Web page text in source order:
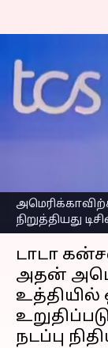
நிறுத்தியது
செய்தி
டாடா
அதன்
உத்தியில்
நடப்பு